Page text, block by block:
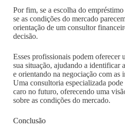
Por fim, se a escolha do
se as condições do mercado
orientação de um consultor
decisão.
Esses profissionais podem oferecer
sua situação, ajudando a identificar
e orientando na negociação com as
Uma consultoria especializada
caro no futuro, oferecendo uma
sobre as condições do mercado.
Conclusão